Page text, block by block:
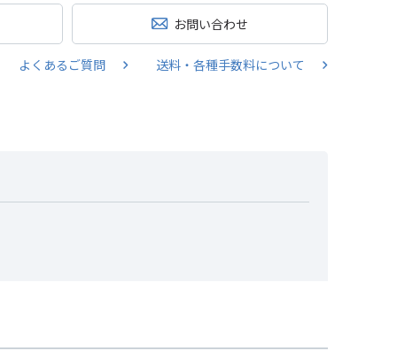
お問い合わせ
よくあるご質問 送料・各種手数料について